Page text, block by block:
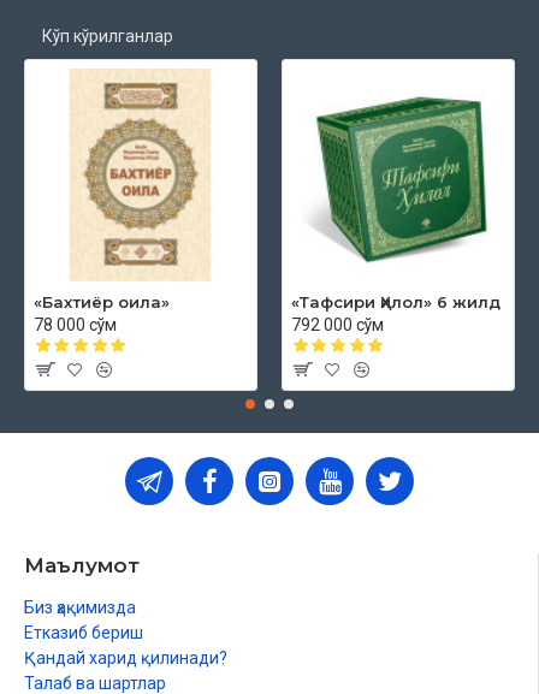
Кўп кўрилганлар
«Бахтиёр оила»
78 000 сўм
«Тафсири Ҳилол» 6 жилд
792 000 сўм
Маълумот
Биз ҳақимизда
Етказиб бериш
Қандай харид қилинади?
Талаб ва шартлар